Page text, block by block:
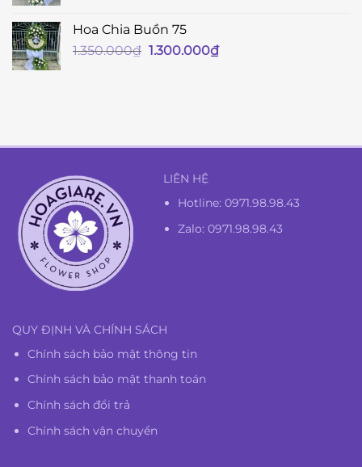
Hoa Chia Buồn 75
1.350.000₫ Giá
1.300.000₫Giá
LIÊN HỆ
Hotline:0971.98.98.43
Zalo: 0971.98.98.43
QUY ĐỊNH VÀ CHÍNH SÁCH
Chính sách bảo mật thông tin
Chính sách bảo mật thanh toán
Chính sách đổi trả
Chính sách vận chuyển